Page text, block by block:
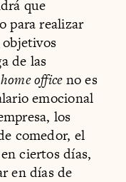
que
para realizar
de las
home officeno es
emocional
los
comedor, el
ciertos días,
en días de